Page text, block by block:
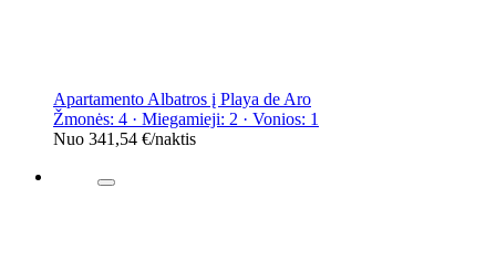
Apartamento Albatros į Playa de Aro
Žmonės: 4 · Miegamieji: 2 · Vonios: 1
Nuo 341,54 €/naktis